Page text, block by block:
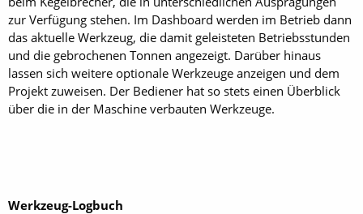
zur Verfügung stehen. Im Dashboard werden im Betrieb dann
das aktuelle Werkzeug, die damit geleisteten Betriebsstunden
und die gebrochenen Tonnen angezeigt. Darüber hinaus
lassen sich weitere optionale Werkzeuge anzeigen und dem
Projekt zuweisen. Der Bediener hat so stets einen Überblick
über die in der Maschine verbauten Werkzeuge.
Werkzeug-Logbuch